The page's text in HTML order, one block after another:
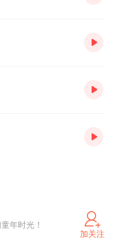
年时光！
加关注